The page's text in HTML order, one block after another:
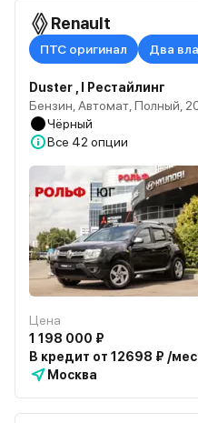
Renault
ПТС оригинал Два
Duster , I Рестайлинг
Бензин, Автомат, Полный,
Чёрный
Все 42 опции
Цена
1 198 000 ₽
В кредит от 12698 ₽ /
Москва